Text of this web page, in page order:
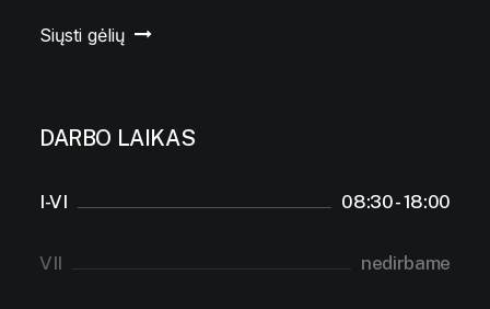
Siųsti gėlių
DARBO LAIKAS
I-VI 08:30 - 18:00
VII nedirbame